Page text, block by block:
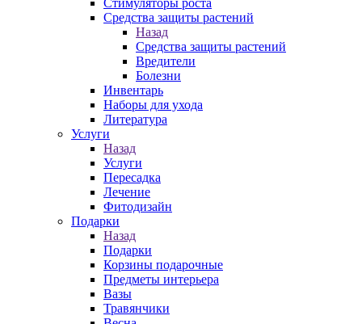
Стимуляторы роста
Средства защиты растений
Назад
Средства защиты растений
Вредители
Болезни
Инвентарь
Наборы для ухода
Литература
Услуги
Назад
Услуги
Пересадка
Лечение
Фитодизайн
Подарки
Назад
Подарки
Корзины подарочные
Предметы интерьера
Вазы
Травянчики